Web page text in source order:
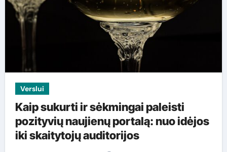
Verslui
Kaip sukurti ir sėkmingai paleisti
pozityvių naujienų portalą: nuo idėjos
iki skaitytojų auditorijos